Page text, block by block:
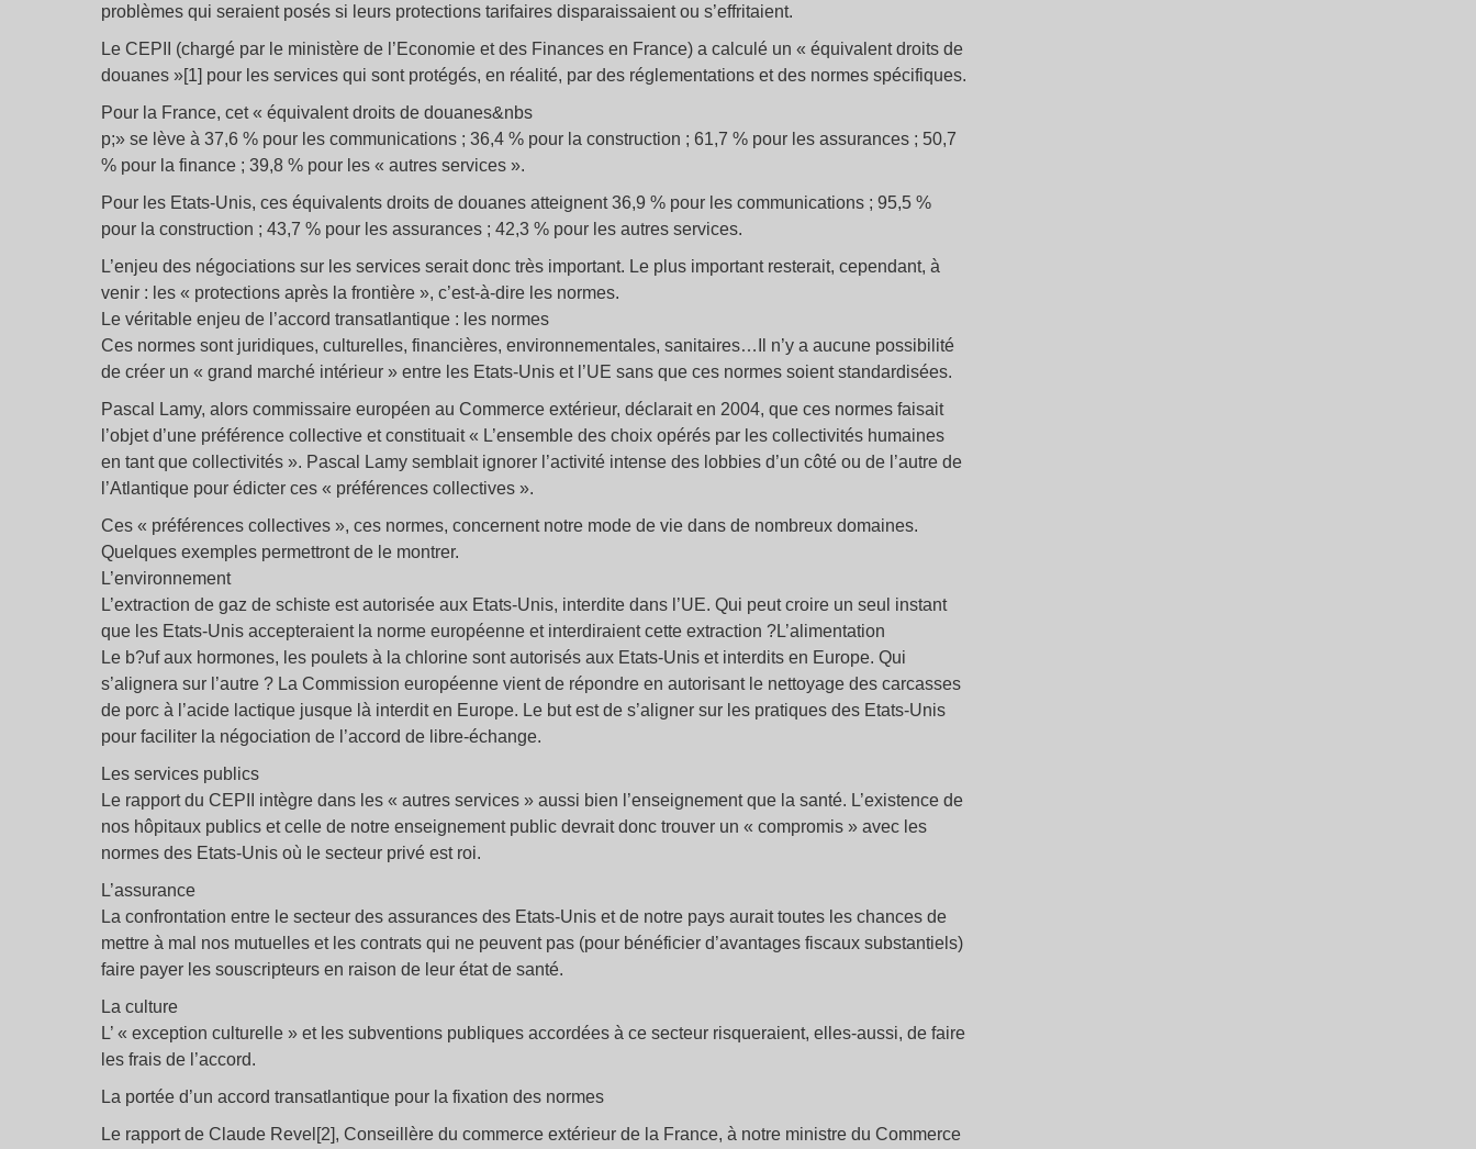
problèmes qui seraient posés si leurs protections tarifaires disparaissaient ou s’effritaient.
Le CEPII (chargé par le ministère de l’Economie et des Finances en France) a calculé un « équivalent droits de
douanes »[1] pour les services qui sont protégés, en réalité, par des réglementations et des normes spécifiques.
Pour la France, cet « équivalent droits de douanes&nbs
p;» se lève à 37,6 % pour les communications ; 36,4 % pour la construction ; 61,7 % pour les assurances ; 50,7
% pour la finance ; 39,8 % pour les « autres services ».
Pour les Etats-Unis, ces équivalents droits de douanes atteignent 36,9 % pour les communications ; 95,5 %
pour la construction ; 43,7 % pour les assurances ; 42,3 % pour les autres services.
L’enjeu des négociations sur les services serait donc très important. Le plus important resterait, cependant, à
venir : les « protections après la frontière », c’est-à-dire les normes.
Le véritable enjeu de l’accord transatlantique : les normes
Ces normes sont juridiques, culturelles, financières, environnementales, sanitaires…Il n’y a aucune possibilité
de créer un « grand marché intérieur » entre les Etats-Unis et l’UE sans que ces normes soient standardisées.
Pascal Lamy, alors commissaire européen au Commerce extérieur, déclarait en 2004, que ces normes faisait
l’objet d’une préférence collective et constituait « L’ensemble des choix opérés par les collectivités humaines
en tant que collectivités ». Pascal Lamy semblait ignorer l’activité intense des lobbies d’un côté ou de l’autre de
l’Atlantique pour édicter ces « préférences collectives ».
Ces « préférences collectives », ces normes, concernent notre mode de vie dans de nombreux domaines.
Quelques exemples permettront de le montrer.
L’environnement
L’extraction de gaz de schiste est autorisée aux Etats-Unis, interdite dans l’UE. Qui peut croire un seul instant
que les Etats-Unis accepteraient la norme européenne et interdiraient cette extraction ?L’alimentation
Le b?uf aux hormones, les poulets à la chlorine sont autorisés aux Etats-Unis et interdits en Europe. Qui
s’alignera sur l’autre ? La Commission européenne vient de répondre en autorisant le nettoyage des carcasses
de porc à l’acide lactique jusque là interdit en Europe. Le but est de s’aligner sur les pratiques des Etats-Unis
pour faciliter la négociation de l’accord de libre-échange.
Les services publics
Le rapport du CEPII intègre dans les « autres services » aussi bien l’enseignement que la santé. L’existence de
nos hôpitaux publics et celle de notre enseignement public devrait donc trouver un « compromis » avec les
normes des Etats-Unis où le secteur privé est roi.
L’assurance
La confrontation entre le secteur des assurances des Etats-Unis et de notre pays aurait toutes les chances de
mettre à mal nos mutuelles et les contrats qui ne peuvent pas (pour bénéficier d’avantages fiscaux substantiels)
faire payer les souscripteurs en raison de leur état de santé.
La culture
L’ « exception culturelle » et les subventions publiques accordées à ce secteur risqueraient, elles-aussi, de faire
les frais de l’accord.
La portée d’un accord transatlantique pour la fixation des normes
Le rapport de Claude Revel[2], Conseillère du commerce extérieur de la France, à notre ministre du Commerce